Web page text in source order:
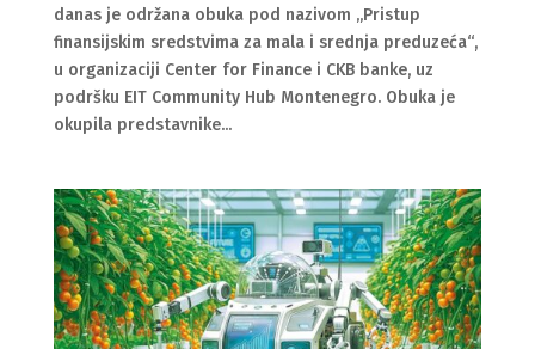
danas je održana obuka pod nazivom „Pristup
finansijskim sredstvima za mala i srednja preduzeća“,
u organizaciji Center for Finance i CKB banke, uz
podršku EIT Community Hub Montenegro. Obuka je
okupila predstavnike...